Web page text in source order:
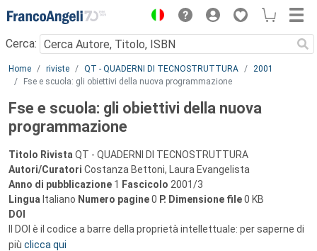
Menu
Cerca:
Main content
Home riviste QT - QUADERNI DI TECNOSTRUTTURA
2001
Fse e scuola: gli obiettivi della nuova programmazione
Fse e scuola: gli obiettivi della nuova
programmazione
Titolo Rivista QT - QUADERNI DI TECNOSTRUTTURA
Autori/Curatori Costanza Bettoni, Laura Evangelista
Anno di pubblicazione 1 Fascicolo 2001/3
Lingua Italiano Numero pagine0 P. Dimensione file0 KB
DOI
Il DOI è il codice a barre della proprietà intellettuale: per saperne di
più clicca qui